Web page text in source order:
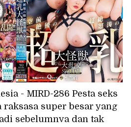
- MIRD-286 Pesta seks
super besar yang
sebelumnya dan tak